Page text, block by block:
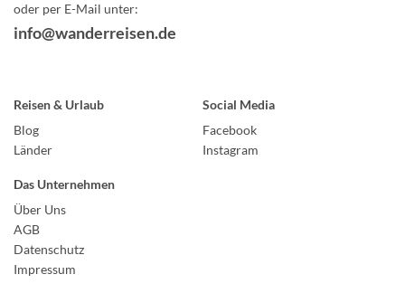
oder per E-Mail unter:
info@wanderreisen.de
Reisen & Urlaub
Blog
Länder
Social Media
Facebook
Instagram
Das Unternehmen
Über Uns
AGB
Datenschutz
Impressum